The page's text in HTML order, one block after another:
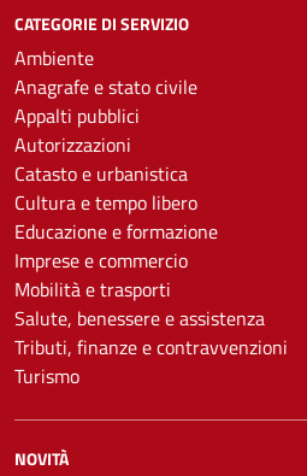
CATEGORIE DI SERVIZIO
Ambiente
Anagrafe e stato civile
Appalti pubblici
Autorizzazioni
Catasto e urbanistica
Cultura e tempo libero
Educazione e formazione
Imprese e commercio
Mobilità e trasporti
Salute, benessere e assistenza
Tributi, finanze e contravvenzioni
Turismo
NOVITÀ